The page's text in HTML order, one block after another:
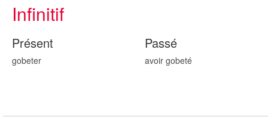
Infinitif
Présent
gobeter
Passé
avoir gobeté